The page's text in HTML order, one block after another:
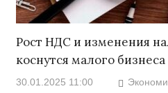
Рост НДС и изменения
коснутся малого бизнеса
30.01.2025 11:00